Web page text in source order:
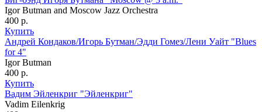
Igor Butman and Moscow Jazz Orchestra
400 р.
Купить
Андрей Кондаков/Игорь Бутман/Эдди Гомез/Лени Уайт "Blues
for 4"
Igor Butman
400 р.
Купить
Вадим Эйленкриг "Эйленкриг"
Vadim Eilenkrig